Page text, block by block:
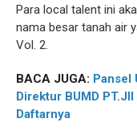
Para local talent ini
nama besar tanah air
Vol. 2.
BACA JUGA: Pansel
Direktur BUMD
Daftarnya